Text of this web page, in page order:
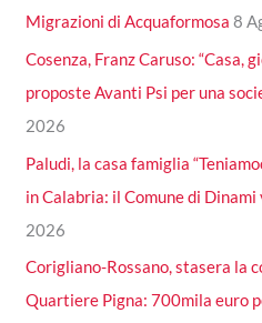
Migrazioni di Acquaformosa 8
Cosenza, Franz Caruso: “Casa,
proposte Avanti Psi per una
2026
Paludi, la casa famiglia
in Calabria: il Comune di
2026
Corigliano-Rossano, stasera la
Quartiere Pigna: 700mila euro